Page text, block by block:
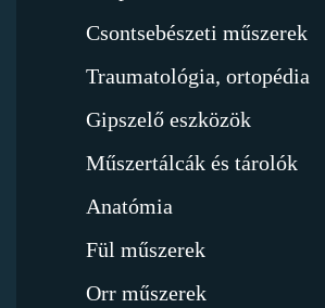
Csontsebészeti műszerek
Traumatológia, ortopédia
Gipszelő eszközök
Műszertálcák és tárolók
Anatómia
Fül műszerek
Orr műszerek